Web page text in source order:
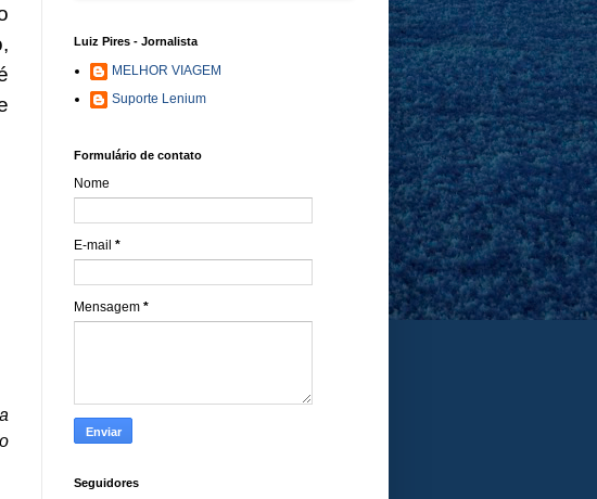
Luiz Pires - Jornalista
MELHOR VIAGEM
Suporte Lenium
Formulário de contato
Nome
E-mail *
Mensagem *
Seguidores